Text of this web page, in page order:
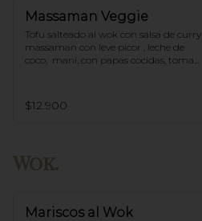
Massaman Veggie
Tofu salteado al wok con salsa de curry
massaman con leve picor , leche de
coco,  maní, con papas cocidas, tomate
$12.900
Mariscos al Wok